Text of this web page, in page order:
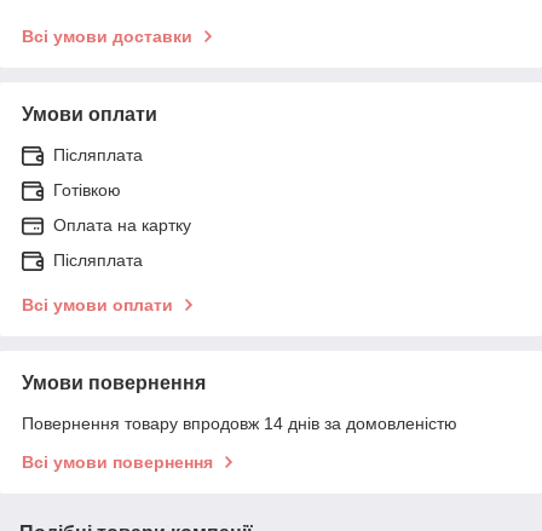
Всі умови доставки
Умови оплати
Післяплата
Готівкою
Оплата на картку
Післяплата
Всі умови оплати
Умови повернення
Повернення товару впродовж 14 днів за домовленістю
Всі умови повернення